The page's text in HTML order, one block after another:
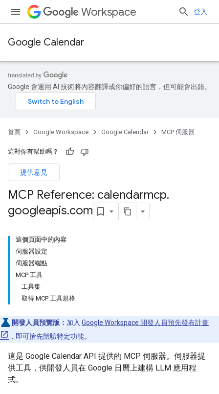
Workspace 登入
Google Calendar
Google 會運用 AI 技術將內容翻譯成你偏好的語言，但可能會出錯。
首頁 Google Workspace Google Calendar MCP 伺服器
這對你有幫助嗎？
提供意見
MCP Reference: calendarmcp.
googleapis.com
這個頁面中的內容
伺服器設定
伺服器端點
MCP 工具
工具集
取得 MCP 工具規格
開發人員預覽版： 加入 Google Workspace 開發人員預先發布計畫
，即可搶先體驗特定功能。
這是 Google Calendar API 提供的 MCP 伺服器。伺服器提
供工具，供開發人員在 Google 日曆上建構 LLM 應用程
式。